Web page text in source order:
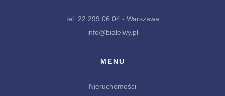
tel. 22 299 06 04 - Warszawa
info@bialelwy.pl
MENU
Nieruchomości